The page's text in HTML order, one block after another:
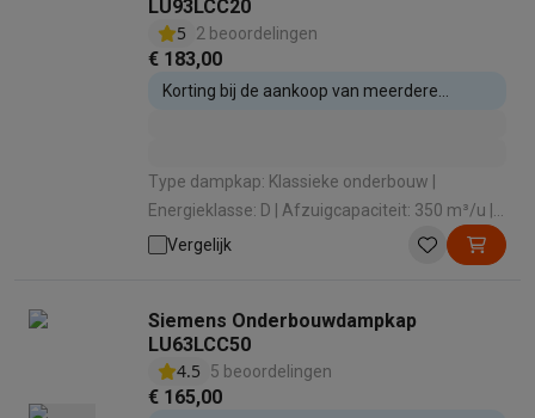
LU93LCC20
5
2 beoordelingen
€ 183,00
Korting bij de aankoop van meerdere
Type dampkap: Klassieke onderbouw |
Energieklasse: D | Afzuigcapaciteit: 350 m³/u |
Geluidsniveau: 72 dB | Intensieve stand: Nee
Vergelijk
Siemens Onderbouwdampkap
LU63LCC50
4.5
5 beoordelingen
€ 165,00